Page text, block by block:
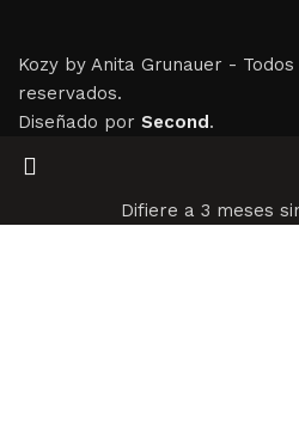
Kozy by Anita Grunauer -
reservados.
Diseñado por Second.
Difiere a 3 meses